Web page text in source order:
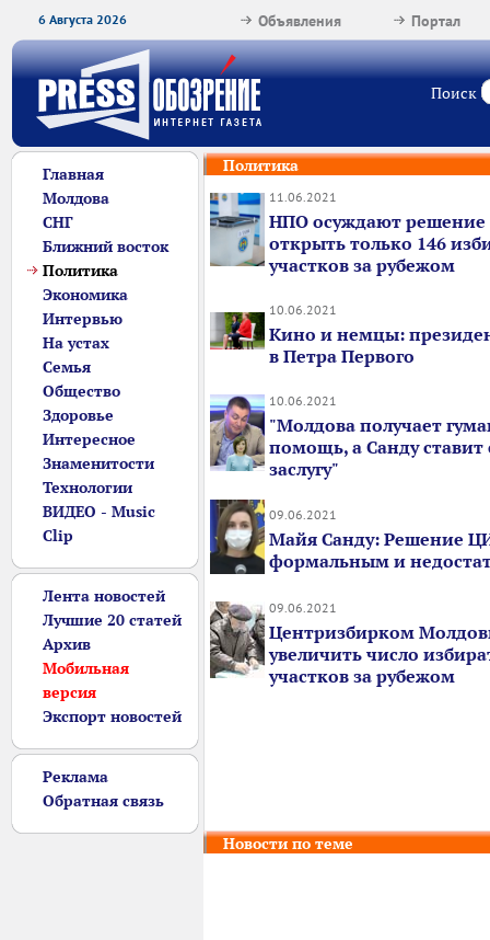
6 Августа 2026 Портал
Объявления
Поиск
Главная
Молдова
СНГ
Ближний восток
Политика
Экономика
Интервью
На устах
Семья
Общество
Здоровье
Интересное
Знаменитости
Технологии
ВИДЕО - Music
Clip
Лента новостей
Лучшие 20 статей
Архив
Мобильная
версия
Экспорт новостей
Реклама
Обратная связь
Политика
11.06.2021
НПО осуждают
открыть только 146
участков за рубежом
10.06.2021
Кино и немцы:
в Петра Первого
10.06.2021
"Молдова получает
помощь, а Санду ставит
заслугу"
09.06.2021
Майя Санду: Решение
формальным и
09.06.2021
Центризбирком
увеличить число
участков за рубежом
Новости по теме